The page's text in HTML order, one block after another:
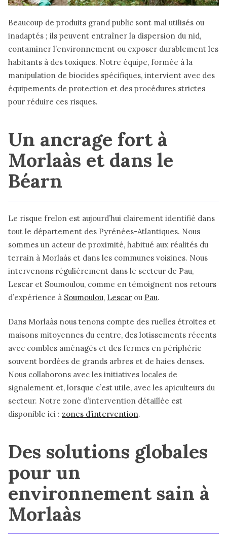
Beaucoup de produits grand public sont mal utilisés ou
inadaptés ; ils peuvent entraîner la dispersion du nid,
contaminer l’environnement ou exposer durablement les
habitants à des toxiques. Notre équipe, formée à la
manipulation de biocides spécifiques, intervient avec des
équipements de protection et des procédures strictes
pour réduire ces risques.
Un ancrage fort à
Morlaàs et dans le
Béarn
Le risque frelon est aujourd’hui clairement identifié dans
tout le département des Pyrénées-Atlantiques. Nous
sommes un acteur de proximité, habitué aux réalités du
terrain à Morlaàs et dans les communes voisines. Nous
intervenons régulièrement dans le secteur de Pau,
Lescar et Soumoulou, comme en témoignent nos retours
d’expérience à Soumoulou, Lescar ou Pau.
Dans Morlaàs nous tenons compte des ruelles étroites et
maisons mitoyennes du centre, des lotissements récents
avec combles aménagés et des fermes en périphérie
souvent bordées de grands arbres et de haies denses.
Nous collaborons avec les initiatives locales de
signalement et, lorsque c’est utile, avec les apiculteurs du
secteur. Notre zone d’intervention détaillée est
disponible ici : zones d’intervention.
Des solutions globales
pour un
environnement sain à
Morlaàs